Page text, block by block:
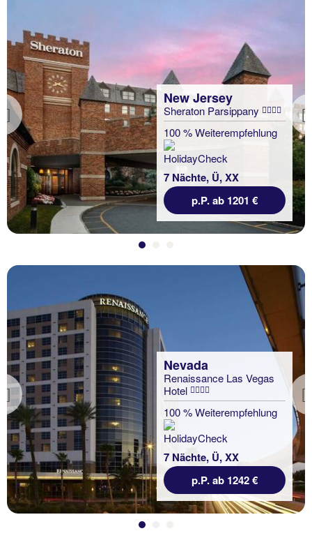
Previous
New Jersey
Sheraton Parsippany
100 % Weiterempfehlung
7 Nächte, Ü, XX
p.P. ab 1201 €
Previous
Nevada
Renaissance Las Vegas
Hotel
100 % Weiterempfehlung
7 Nächte, Ü, XX
p.P. ab 1242 €